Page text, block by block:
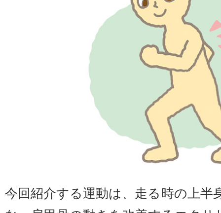
今回紹介する運動は、走る時の上半